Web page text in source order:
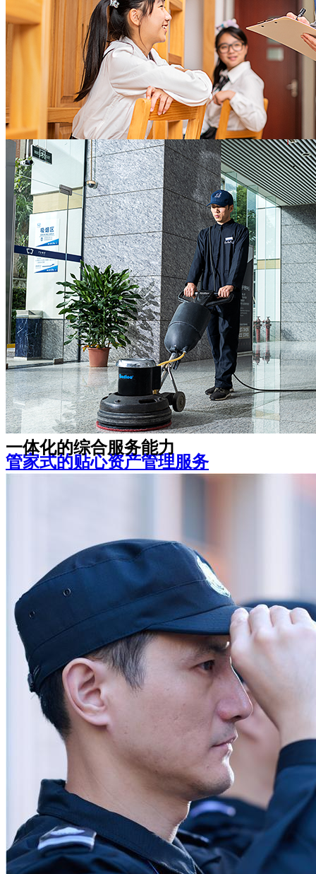
值得信赖的全面后勤保障
灵活敏捷的响应速度，严谨精细的业务技能，敬
业高效的服务意识
是随时在您身边的可靠伙伴
机关事业单位
助力教学开展，守护校园欢笑
协助校方办校理念的实施，教学活动的开展
全力营造校园舒心环境及师生和睦氛围，让老师
宽心、家长安心、学生倍感温馨
教育院校
管家式的贴心资产管理服务
散售办公楼
一体化的综合服务能力